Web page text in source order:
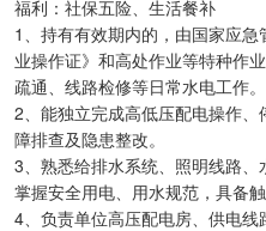
福利：社保五险、生活餐补
1、持有有效期内的，由国家应
业操作证》和高处作业等特种作
疏通、线路检修等日常水电工作。
2、能独立完成高低压配电操作
障排查及隐患整改。
3、熟悉给排水系统、照明线路、
掌握安全用电、用水规范，具备
4、负责单位高压配电房、供电线